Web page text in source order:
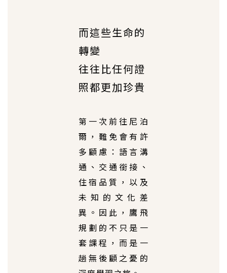
而這些生命的
轉變
往往比任何證
照都更加珍貴
第一次前往尼泊
爾，難免會有許
多顧慮：語言溝
通、交通銜接、
住宿品質，以及
未知的文化差
異。因此，鷹飛
規劃的不只是一
套課程，而是一
趟無後顧之憂的